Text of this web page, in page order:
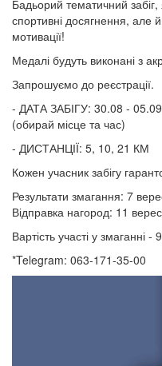
Бадьорий тематичний
спортивні досягнення, але
мотивації!
Медалі будуть виконані з
Запрошуємо до реєстрації.
- ДАТА ЗАБІГУ: 30.08 - 05.09
(обирай місце та час)
- ДИСТАНЦІЇ: 5, 10, 21 КМ
Кожен учасник забігу
Результати змагання: 7
Відправка нагород: 11
Вартість участі у змаганні -
*Telegram: 063-171-35-00